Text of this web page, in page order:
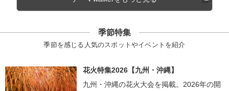
季節特集
季節を感じる人気のスポットやイベントを紹介
花火特集2026【九州・沖縄】
九州・沖縄の花火大会を掲載。2026年の開